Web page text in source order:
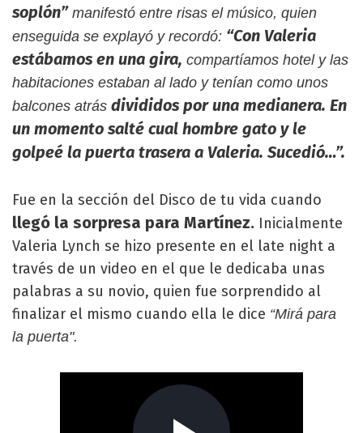
soplón”manifestó entre risas el músico, quien
enseguida se explayó y recordó: “Con Valeria
estábamos en una gira, compartíamos hotel y las
habitaciones estaban al lado y tenían como unos
balcones atrás divididos por una medianera. En
un momento salté cual hombre gato y le
golpeé la puerta trasera a Valeria. Sucedió…”.
Fue en la sección del Disco de tu vida cuando
llegó la sorpresa para Martínez. Inicialmente
Valeria Lynch se hizo presente en el late night a
través de un video en el que le dedicaba unas
palabras a su novio, quien fue sorprendido al
finalizar el mismo cuando ella le dice “Mirá para
la puerta".